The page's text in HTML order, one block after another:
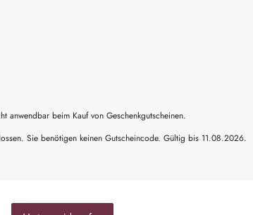
beim Kauf von Geschenkgutscheinen.
Sie benötigen keinen Gutscheincode. Gültig bis 11.08.2026.